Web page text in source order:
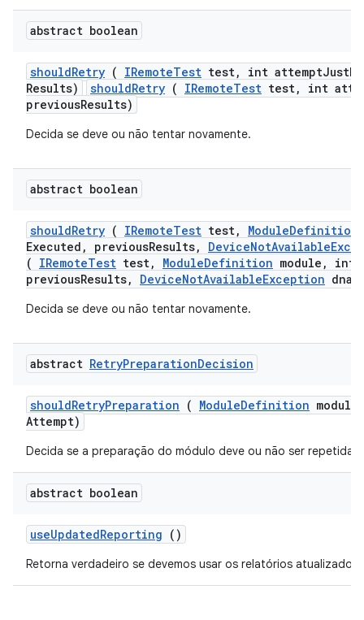
abstract boolean
shouldRetry ( IRemoteTest test, int attemptJust
Results)
shouldRetry ( IRemoteTest test, int
previousResults)
Decida se deve ou não tentar novamente.
abstract boolean
shouldRetry ( IRemoteTest test, ModuleDefinition
Executed , previousResults, DeviceNotAvailable
( IRemoteTest test, ModuleDefinition module, int
previousResults, DeviceNotAvailableException
Decida se deve ou não tentar novamente.
abstract RetryPreparationDecision
shouldRetryPreparation ( ModuleDefinition module
Attempt)
Decida se a preparação do módulo deve ou não ser repetida.
abstract boolean
useUpdatedReporting ()
Retorna verdadeiro se devemos usar os relatórios atualizados.